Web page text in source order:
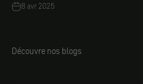
8 avr 2025
Découvre nos blogs